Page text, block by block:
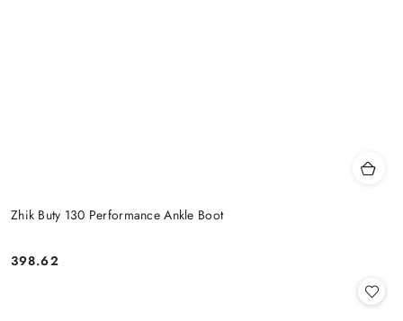
Zhik Buty 130 Performance Ankle Boot
Cena:
398.62